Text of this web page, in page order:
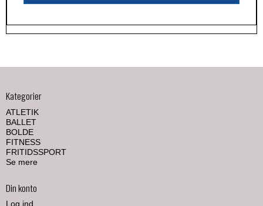
Kategorier
ATLETIK
BALLET
BOLDE
FITNESS
FRITIDSSPORT
Se mere
Din konto
Log ind